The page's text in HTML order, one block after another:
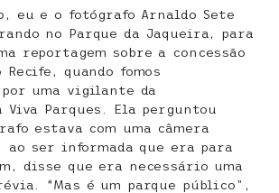
eu e o fotógrafo Arnaldo Sete
no Parque da Jaqueira, para
reportagem sobre a concessão
Recife, quando fomos
uma vigilante da
Viva Parques. Ela perguntou
estava com uma câmera
ser informada que era para
disse que era necessário uma
“Mas é um parque público”,